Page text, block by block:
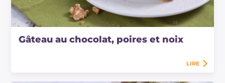
Gâteau au chocolat, poires et noix
LIRE